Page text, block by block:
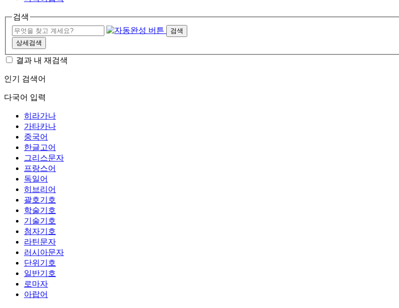
검색
검색
상세검색
결과 내 재검색
인기 검색어
다국어 입력
히라가나
가타카나
중국어
한글고어
그리스문자
프랑스어
독일어
히브리어
괄호기호
학술기호
기술기호
첨자기호
라틴문자
러시아문자
단위기호
일반기호
로마자
아랍어